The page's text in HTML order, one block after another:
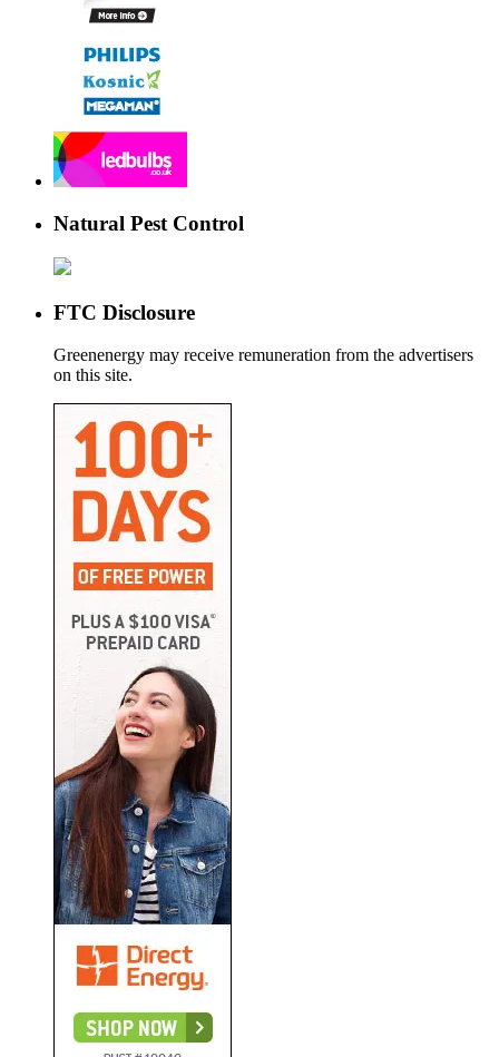
Natural Pest Control
FTC Disclosure
Greenenergy may receive remuneration from the advertisers
on this site.